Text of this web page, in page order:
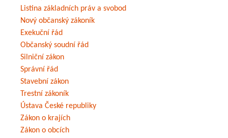
Listina základních práv a svobod
Nový občanský zákoník
Exekuční řád
Občanský soudní řád
Silniční zákon
Správní řád
Stavební zákon
Trestní zákoník
Ústava České republiky
Zákon o krajích
Zákon o obcích